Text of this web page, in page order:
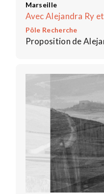
Marseille
Avec Alejandra Ry
Pôle Recherche
Proposition de